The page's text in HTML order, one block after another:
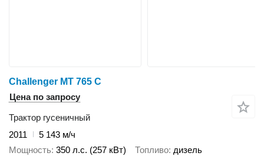
Challenger MT 765 C
Цена по запросу
Трактор гусеничный
2011
5 143 м/ч
Мощность 350 л.с. (257 кВт) Топливо дизель